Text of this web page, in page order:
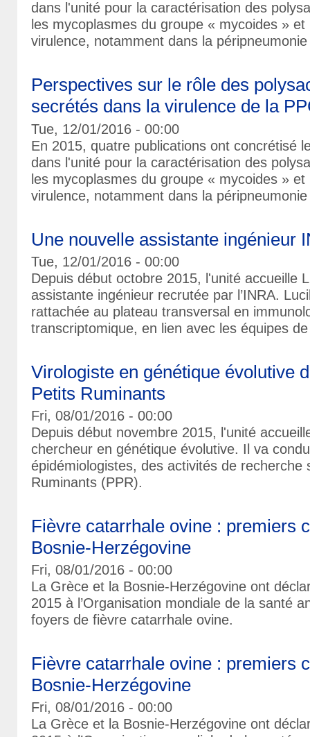
dans l'unité pour la caractérisation des
les mycoplasmes du groupe « mycoides »
virulence, notamment dans la
Perspectives sur le rôle des
secrétés dans la virulence de la
Tue, 12/01/2016 - 00:00
En 2015, quatre publications ont concrétisé
dans l'unité pour la caractérisation des
les mycoplasmes du groupe « mycoides »
virulence, notamment dans la
Une nouvelle assistante ingénieur
Tue, 12/01/2016 - 00:00
Depuis début octobre 2015, l'unité accueille
assistante ingénieur recrutée par l’INRA.
rattachée au plateau transversal en
transcriptomique, en lien avec les équipes de
Virologiste en génétique évolutive
Petits Ruminants
Fri, 08/01/2016 - 00:00
Depuis début novembre 2015, l'unité
chercheur en génétique évolutive. Il va
épidémiologistes, des activités de recherche
Ruminants (PPR).
Fièvre catarrhale ovine : premiers
Bosnie-Herzégovine
Fri, 08/01/2016 - 00:00
La Grèce et la Bosnie-Herzégovine ont
2015 à l’Organisation mondiale de la santé
foyers de fièvre catarrhale ovine.
Fièvre catarrhale ovine : premiers
Bosnie-Herzégovine
Fri, 08/01/2016 - 00:00
La Grèce et la Bosnie-Herzégovine ont